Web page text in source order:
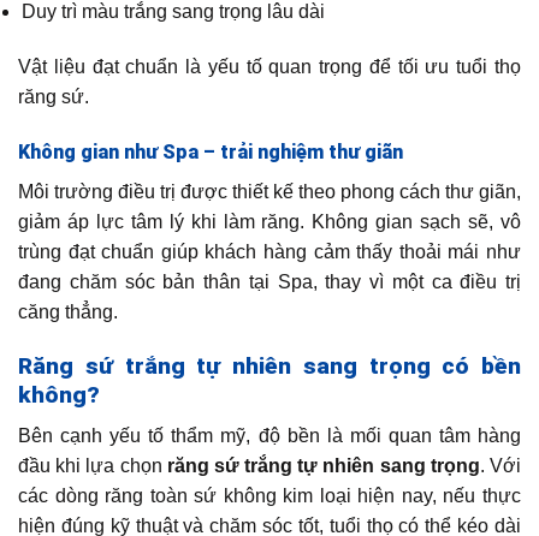
Duy trì màu trắng sang trọng lâu dài
Vật liệu đạt chuẩn là yếu tố quan trọng để tối ưu tuổi thọ
răng sứ.
Không gian như Spa – trải nghiệm thư giãn
Môi trường điều trị được thiết kế theo phong cách thư giãn,
giảm áp lực tâm lý khi làm răng. Không gian sạch sẽ, vô
trùng đạt chuẩn giúp khách hàng cảm thấy thoải mái như
đang chăm sóc bản thân tại Spa, thay vì một ca điều trị
căng thẳng.
Răng sứ trắng tự nhiên sang trọng có bền
không?
Bên cạnh yếu tố thẩm mỹ, độ bền là mối quan tâm hàng
đầu khi lựa chọn răng sứ trắng tự nhiên sang trọng. Với
các dòng răng toàn sứ không kim loại hiện nay, nếu thực
hiện đúng kỹ thuật và chăm sóc tốt, tuổi thọ có thể kéo dài